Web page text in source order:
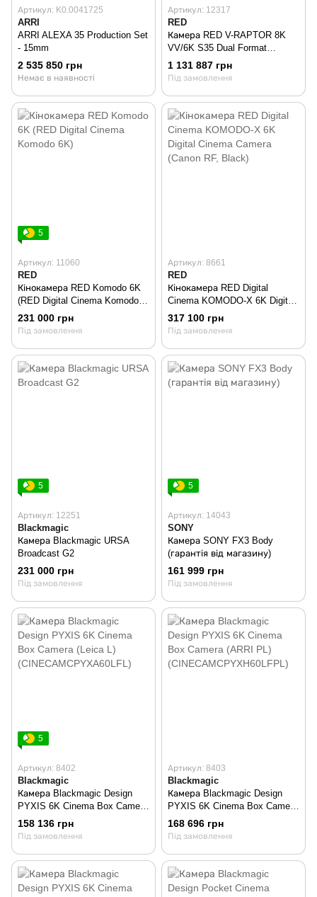
Артикул: K0.0041725
ARRI
ARRI ALEXA 35 Production Set
- 15mm
2 535 850 грн
Немає в наявності
Артикул: 12317
RED
Камера RED V-RAPTOR 8K
VV/6K S35 Dual Format
Cinema Camera
1 131 887 грн
Під замовлення
5
Артикул: 11060
RED
Кінокамера RED Komodo 6K
(RED Digital Cinema Komodo
6K)
231 000 грн
Під замовлення
Артикул: 8661
RED
Кінокамера RED Digital
Cinema KOMODO-X 6K Digital
Cinema Camera (Canon RF,
Black)
317 100 грн
Під замовлення
5
Артикул: 12251
Blackmagic
Камера Blackmagic URSA
Broadcast G2
231 000 грн
Під замовлення
5
Артикул: 14043
SONY
Камера SONY FX3 Body
(гарантія від магазину)
161 999 грн
Під замовлення
5
Артикул: 8402
Blackmagic
Камера Blackmagic Design
PYXIS 6K Cinema Box Camera
(Leica L)
(CINECAMCPYXA60LFL)
158 136 грн
Під замовлення
Артикул: 8403
Blackmagic
Камера Blackmagic Design
PYXIS 6K Cinema Box Camera
(ARRI PL)
(CINECAMCPYXH60LFPL)
168 696 грн
Під замовлення